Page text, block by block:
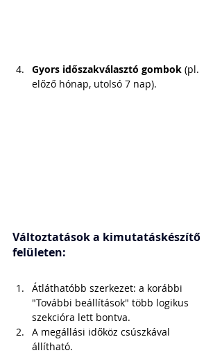
Gyors időszakválasztó gombok (pl.
előző hónap, utolsó 7 nap).
Változtatások a kimutatáskészítő
felületen:
Átláthatóbb szerkezet: a korábbi
"További beállítások" több logikus
szekcióra lett bontva.
A megállási időköz csúszkával
állítható.